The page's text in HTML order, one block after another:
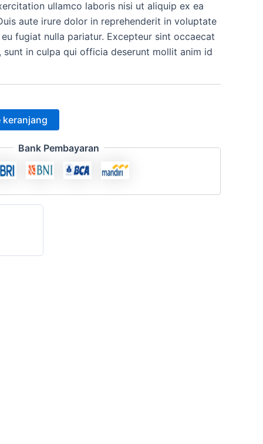
Rp12.500.
ullamco laboris nisi ut aliquip ex ea
aute irure dolor in reprehenderit in voluptate
fugiat nulla pariatur. Excepteur sint occaecat
in culpa qui officia deserunt mollit anim id
keranjang
Bank Pembayaran